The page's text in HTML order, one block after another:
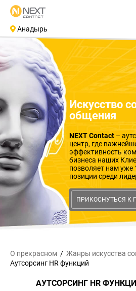
Искусство
общения
NEXT Contact–
центр, где
эффективность
бизнеса наших
позволяет нам уже
позиции среди
ПРИКОСНУТЬСЯ К
Анадырь
О прекрасном Жанры искусства
Аутсорсинг HR функций
АУТСОРСИНГ HR